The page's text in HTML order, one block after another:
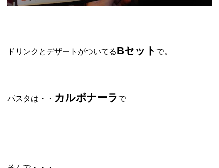
ドリンクとデザートがついてるBセット で。
パスタは・・ カルボナーラ で